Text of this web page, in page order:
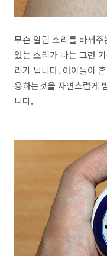
무슨 알림 소리를 바꿔
있는 소리가 나는 그런
리가 납니다. 아이들이
용하는것을 자연스럽게
니다.